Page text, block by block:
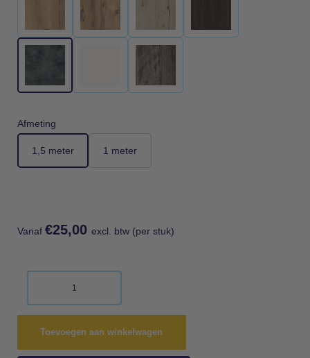
Afmeting
1,5 meter 1 meter
Vanaf €25,00 excl. btw (per stuk)
Toevoegen aan winkelwagen